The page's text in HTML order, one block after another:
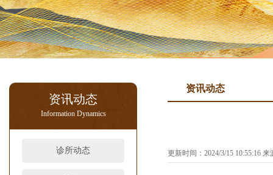
资讯动态
Information Dynamics
诊所动态
资讯动态
更新时间：2024/3/15 10:55:16